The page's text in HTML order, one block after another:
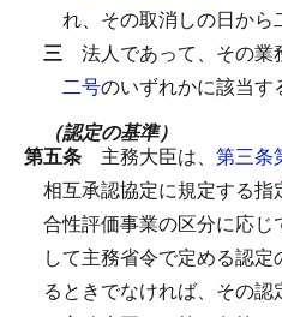
れ、その取消しの日か
三 法人であって、その
二号のいずれかに該当す
（認定の基準）
第五条 主務大臣は、 第三条
相互承認協定に規定する
合性評価事業の区分に応じ
して主務省令で定める認
るときでなければ、その認